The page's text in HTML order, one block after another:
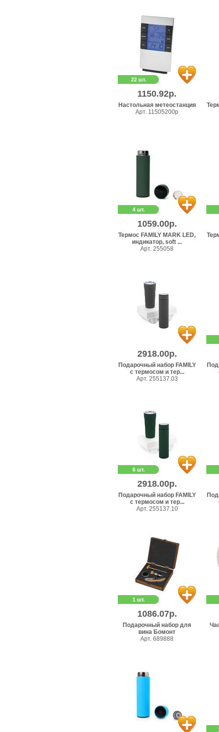
22 шт.
1150.92р.
Настольная метеостанция
Арт. 11505200p
4 шт.
1059.00р.
Термос FAMILY MARK LED,
индикатор, soft ...
Арт. 255058
2918.00р.
Подарочный набор FAMILY
с термосом и тер...
Арт. 255137.03
6 шт.
2918.00р.
Подарочный набор FAMILY
с термосом и тер...
Арт. 255137.10
1 шт.
1086.07р.
Подарочный набор для
вина Бомонт
Арт. 689888